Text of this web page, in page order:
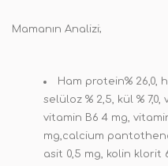
Mamanın Analizi;
Ham protein% 26,0,
selüloz % 2,5, kül %
vitamin B6 4 mg,
mg,calcium
asit 0,5 mg, kolin klorit